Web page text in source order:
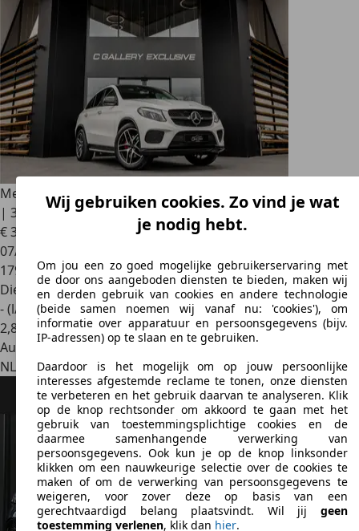
Mercedes-Benz GLE 350
Coupé d 4MATIC - Panorama | H&K
| 360 Camera | HUD
€ 34.495
07/2016
179.966 km
Diesel
- (l/100 km)
2,8
Autobedrijf
NL 1689 ZSZwaag
Wij gebruiken cookies. Zo vind je wat
je nodig hebt.
Om jou een zo goed mogelijke gebruikerservaring met
de door ons aangeboden diensten te bieden, maken wij
en derden gebruik van cookies en andere technologie
(beide samen noemen wij vanaf nu: 'cookies'), om
informatie over apparatuur en persoonsgegevens (bijv.
IP-adressen) op te slaan en te gebruiken.
Daardoor is het mogelijk om op jouw persoonlijke
interesses afgestemde reclame te tonen, onze diensten
te verbeteren en het gebruik daarvan te analyseren. Klik
op de knop rechtsonder om akkoord te gaan met het
gebruik van toestemmingsplichtige cookies en de
daarmee samenhangende verwerking van
persoonsgegevens. Ook kun je op de knop linksonder
klikken om een nauwkeurige selectie over de cookies te
maken of om de verwerking van persoonsgegevens te
weigeren, voor zover deze op basis van een
gerechtvaardigd belang plaatsvindt. Wil jij geen
toestemming verlenen, klik dan hier.